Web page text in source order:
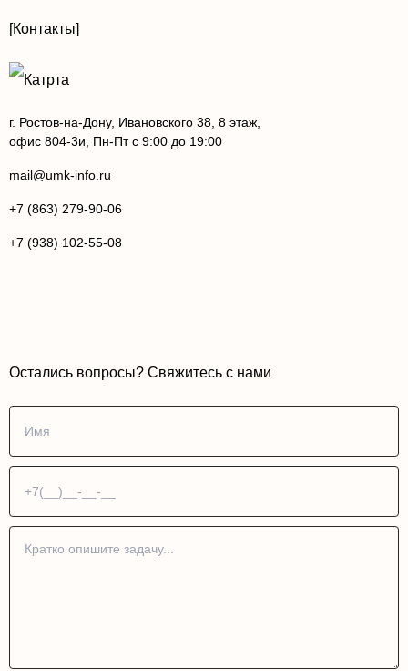
[Контакты]
г. Ростов-на-Дону, Ивановского 38, 8 этаж,
офис 804-3и, Пн-Пт с 9:00 до 19:00
mail@umk-info.ru
+7 (863) 279-90-06
+7 (938) 102-55-08
Остались вопросы? Свяжитесь с нами